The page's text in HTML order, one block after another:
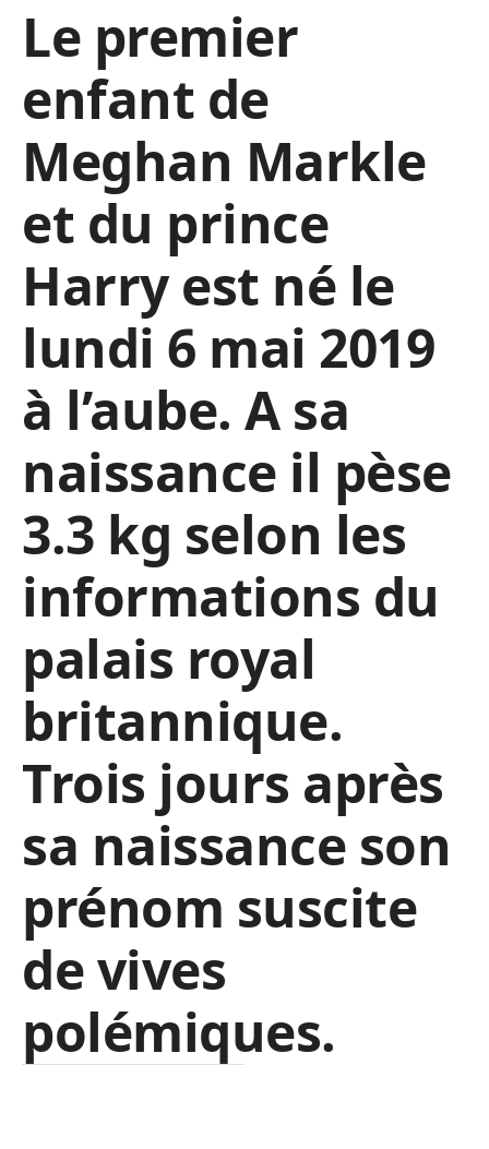
Le premier
enfant de
Meghan Markle
et du prince
Harry est né le
lundi 6 mai 2019
à l’aube. A sa
naissance il pèse
3.3 kg selon les
informations du
palais royal
britannique.
Trois jours après
sa naissance son
prénom suscite
de vives
polémiques.